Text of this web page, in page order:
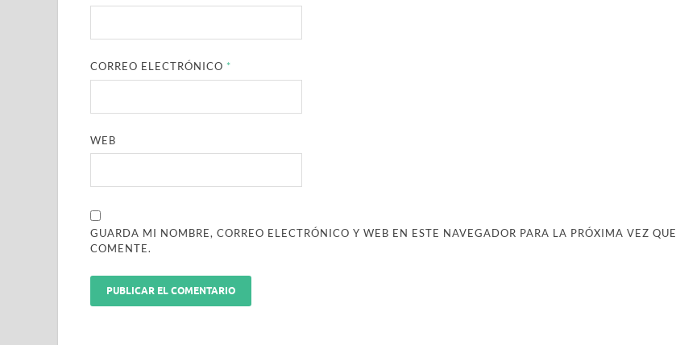
CORREO ELECTRÓNICO *
WEB
GUARDA MI NOMBRE, CORREO ELECTRÓNICO Y WEB EN ESTE NAVEGADOR PARA LA PRÓXIMA VEZ QUE
COMENTE.